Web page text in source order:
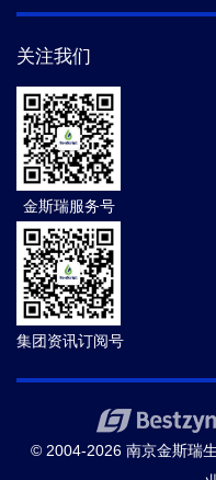
关注我们
金斯瑞服务号
集团资讯订阅号
© 2004-2026 南京金斯瑞